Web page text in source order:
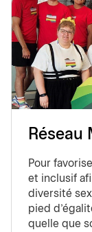
Réseau
Pour
et inclusif
diversité
pied
quelle que